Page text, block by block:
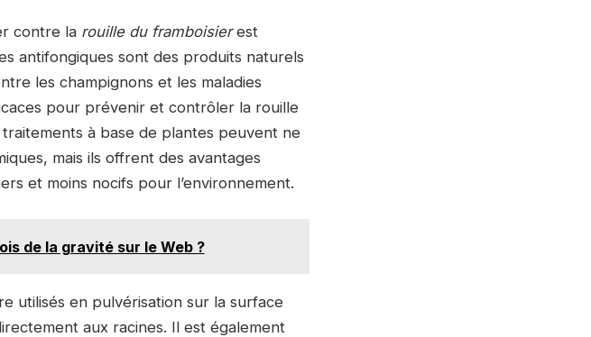
contre la rouille du framboisierest
antifongiques sont des produits naturels
les champignons et les maladies
pour prévenir et contrôler la rouille
à base de plantes peuvent ne
mais ils offrent des avantages
et moins nocifs pour l’environnement.
de la gravité sur le Web ?
utilisés en pulvérisation sur la surface
aux racines. Il est également